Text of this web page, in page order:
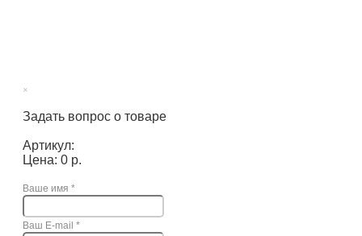
×
Задать вопрос о товаре
Артикул:
Цена: 0 р.
Ваше имя *
Ваш E-mail *